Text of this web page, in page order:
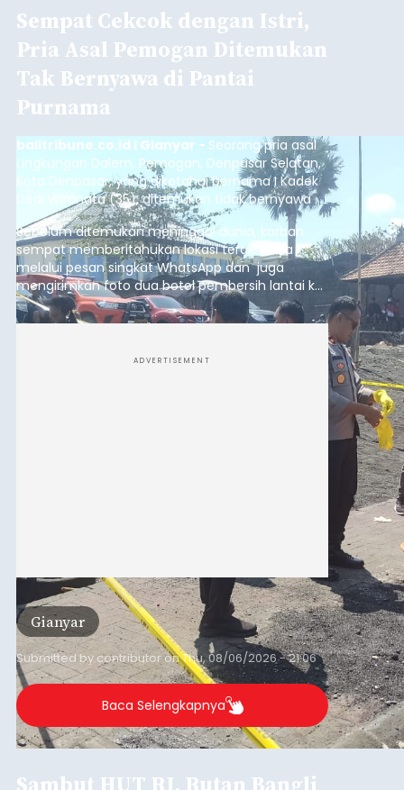
Sempat Cekcok dengan Istri,
Pria Asal Pemogan Ditemukan
Tak Bernyawa di Pantai
Purnama
balitribune.co.id I Gianyar - Seorang pria asal
Lingkungan Dalem, Pemogan, Denpasar Selatan,
Kota Denpasar, yang diketahui bernama I Kadek
Dedi Wiranata (35), ditemukan tidak bernyawa di
pesisir Pantai Purnama, Sukawati.
Sebelum ditemukan meninggal dunia, korban
sempat memberitahukan lokasi terakhirnya
melalui pesan singkat WhatsApp dan juga
mengirimkan foto dua botol pembersih lantai ke
istrinya.
ADVERTISEMENT
Gianyar
Submitted by contributoronThu, 08/06/2026 - 21:06
Baca Selengkapnya